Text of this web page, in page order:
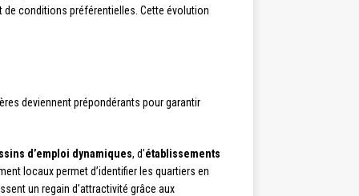
conditions préférentielles. Cette évolution
deviennent prépondérants pour garantir
d’emploi dynamiques, d’établissements
locaux permet d’identifier les quartiers en
un regain d’attractivité grâce aux